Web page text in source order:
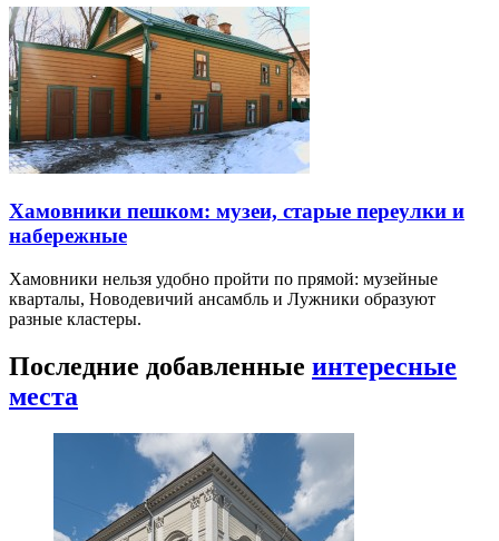
Хамовники пешком: музеи, старые переулки и
набережные
Хамовники нельзя удобно пройти по прямой: музейные
кварталы, Новодевичий ансамбль и Лужники образуют
разные кластеры.
Последние добавленные интересные
места